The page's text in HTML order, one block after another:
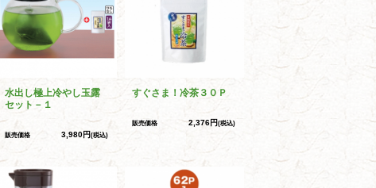
水出し極上冷やし玉露
セット－１
販売価格 3,980円(税込)
すぐさま！冷茶３０Ｐ
販売価格 2,376円(税込)